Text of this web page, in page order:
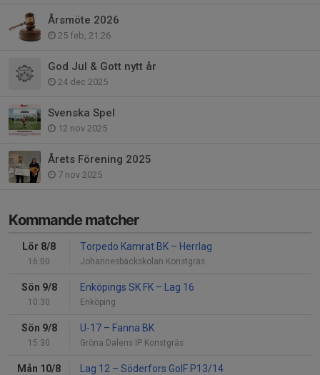
Årsmöte 2026
25 feb, 21:26
God Jul & Gott nytt år
24 dec 2025
Svenska Spel
12 nov 2025
Årets Förening 2025
7 nov 2025
Kommande matcher
Lör 8/8
16:00
Torpedo Kamrat BK – Herrlag
Johannesbäckskolan Konstgräs
Sön 9/8
10:30
Enköpings SK FK – Lag 16
Enköping
Sön 9/8
15:30
U-17 – Fanna BK
Gröna Dalens IP Konstgräs
Mån 10/8 Lag 12 – Söderfors GoIF P13/14